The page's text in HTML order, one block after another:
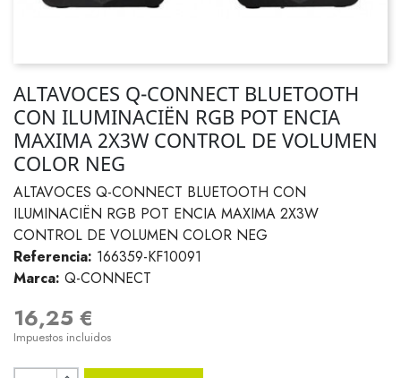
ALTAVOCES Q-CONNECT BLUETOOTH
CON ILUMINACIËN RGB POT ENCIA
MAXIMA 2X3W CONTROL DE VOLUMEN
COLOR NEG
ALTAVOCES Q-CONNECT BLUETOOTH CON
ILUMINACIËN RGB POT ENCIA MAXIMA 2X3W
CONTROL DE VOLUMEN COLOR NEG
Referencia: 166359-KF10091
Marca: Q-CONNECT
16,25 €
Impuestos incluidos